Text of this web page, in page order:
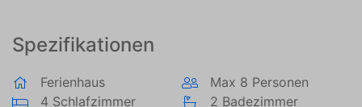
Spezifikationen
Ferienhaus
Max 8 Personen
4 Schlafzimmer
2 Badezimmer